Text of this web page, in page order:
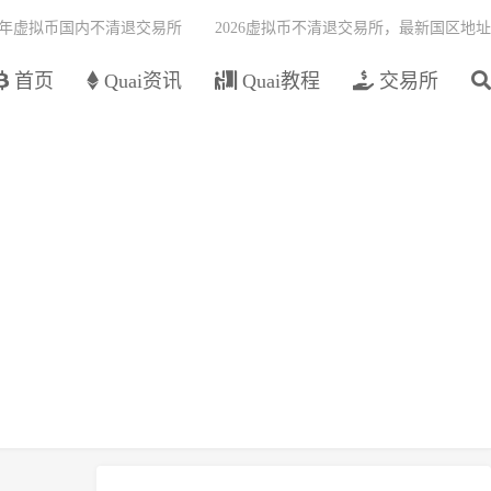
首页 Quai资讯 Quai教程 交易所
虚拟币国内不清退交易所 2026虚拟币不清退交易所，最新国区地址